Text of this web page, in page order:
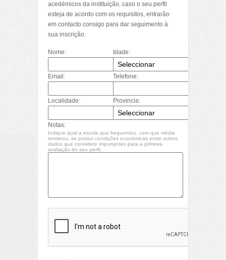
acedémicos da instituição, caso o seu perfil
esteja de acordo com os requisitos, entrarão
em contacto consigo para dar seguimento à
sua inscrição.
Nome:
Email:
Localidade:
Idade:
Telefone:
Provincia:
Notas:
Indique qual a escola que frequentou, com que média
terminou, se possui condições económicas entre outros
dados que considere importantes para a primeira
avaliação do seu perfil.